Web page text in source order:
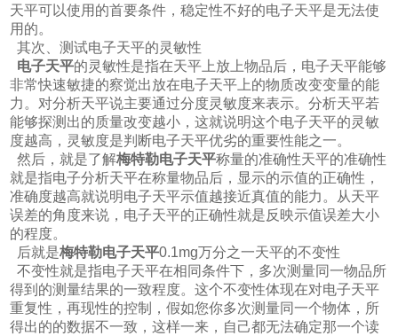
天平可以使用的首要条件，稳定性不好的电子天平是无法使
用的。
其次、测试电子天平的灵敏性
电子天平的灵敏性是指在天平上放上物品后，电子天平能够
非常快速敏捷的察觉出放在电子天平上的物质改变变量的能
力。对分析天平说主要通过分度灵敏度来表示。分析天平若
能够探测出的质量改变越小，这就说明这个电子天平的灵敏
度越高，灵敏度是判断电子天平优劣的重要性能之一。
然后，就是了解梅特勒电子天平称量的准确性天平的准确性
就是指电子分析天平在称量物品后，显示的示值的正确性，
准确度越高就说明电子天平示值越接近真值的能力。从天平
误差的角度来说，电子天平的正确性就是反映示值误差大小
的程度。
后就是梅特勒电子天平0.1mg万分之一天平的不变性
不变性就是指电子天平在相同条件下，多次测量同一物品所
得到的测量结果的一致程度。这个不变性体现在对电子天平
重复性，再现性的控制，假如您你多次测量同一个物体，所
得出的的数据不一致，这样一来，自己都无法确定那一个读